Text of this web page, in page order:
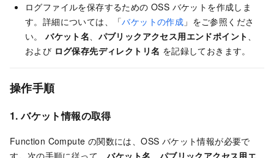
ログファイルを保存するための OSS バケットを作成しま
す。詳細については、「バケットの作成 」をご参照くださ
い。バケット名 パブリックアクセス用エンドポイント
および ログ保存先ディレクトリ名 を記録しておきます。
操作手順
1. バケット情報の取得
Function Compute の関数には、OSS バケット情報が必要で